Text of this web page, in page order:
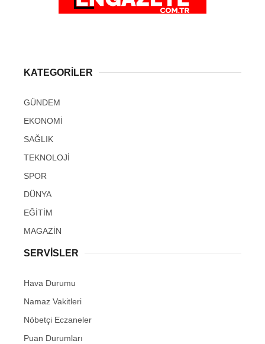
KATEGORİLER
GÜNDEM
EKONOMİ
SAĞLIK
TEKNOLOJİ
SPOR
DÜNYA
EĞİTİM
MAGAZİN
SERVİSLER
Hava Durumu
Namaz Vakitleri
Nöbetçi Eczaneler
Puan Durumları